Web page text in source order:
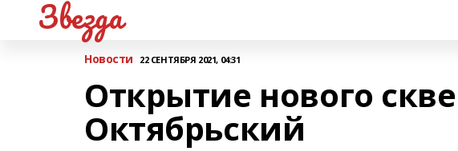
Звезда
Новости 22 СЕНТЯБРЯ 2021, 04:31
Открытие нового
Октябрьский